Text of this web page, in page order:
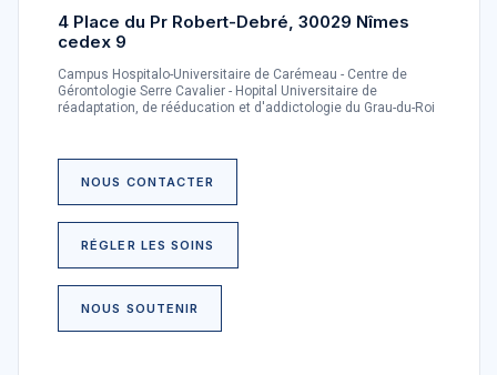
4 Place du Pr Robert-Debré, 30029 Nîmes
cedex 9
Campus Hospitalo-Universitaire de Carémeau - Centre de
Gérontologie Serre Cavalier - Hopital Universitaire de
réadaptation, de rééducation et d'addictologie du Grau-du-Roi
NOUS CONTACTER
RÉGLER LES SOINS
NOUS SOUTENIR